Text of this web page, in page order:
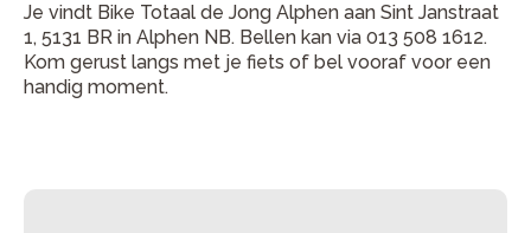
Je vindt Bike Totaal de Jong Alphen aan Sint Janstraat
1, 5131 BR in Alphen NB. Bellen kan via 013 508 1612.
Kom gerust langs met je fiets of bel vooraf voor een
handig moment.